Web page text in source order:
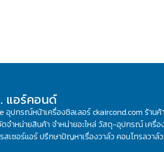
แอร์คอนด์
อุปกรณ์หน้าเครื่องชิลเลอร์ ckaircond.com ร้านค้
จำหน่ายสินค้า จำหน่ายอะไหล่ วัสดุ-อุปกรณ์ เครื่อ
เซอร์แอร์ ปรึกษาปัญหาเรื่องวาล์ว คอนโทรลวาล์